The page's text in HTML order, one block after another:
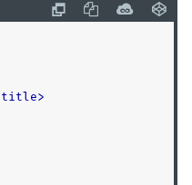
title>